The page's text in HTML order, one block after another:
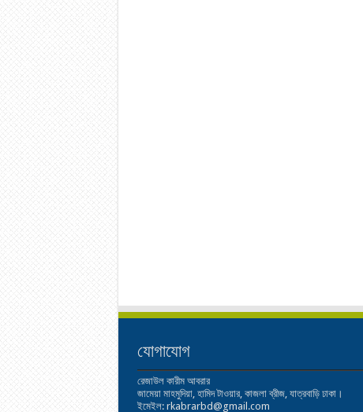
যোগাযোগ
রেজাউল কারীম আবরার
জামেয়া মাহমুদিয়া, হামিদ টাওয়ার, কাজলা ব্রীজ, যাত্রবাড়ি ঢাকা।
ইমেইল: rkabrarbd@gmail.com